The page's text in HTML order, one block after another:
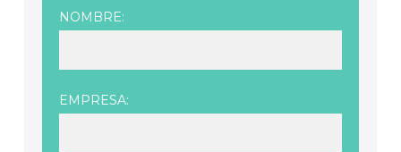
NOMBRE:
EMPRESA: